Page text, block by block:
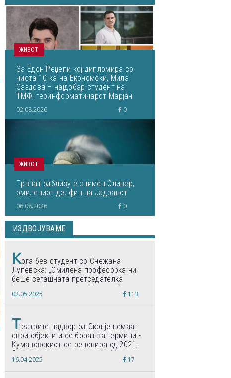
ЖИВОТ
За Едон Реџепи кој дипломира со
чиста 10-ка на Економски, Мила
Саздова – најдобар студент на
ТМФ, геоинформатичарот Марјан
Здравковски... Што пишувавме
неделава
02.08.2026 0
ЖИВОТ
Првпат одблизу е снимен Оливер,
омилениот делфин на Јадранот
06.08.2026 0
ИЗДВОЈУВАМЕ
Кога бев студент со Снежана
Лупевска: „Омилена професорка ни
беше сегашната претседателка
Гордана Сиљановска-Давкова“
02.05.2025 113
Театрите надвор од Скопје немаат
свои објекти и се борат за термини -
Кумановскиот се реновира од 2021,
Струмичкиот се гради веќе 11 години
16.04.2025 17